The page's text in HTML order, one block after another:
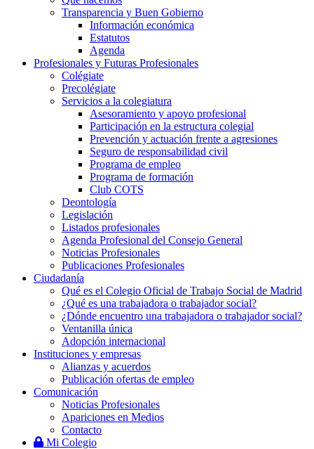
Transparencia y Buen Gobierno
Información económica
Estatutos
Agenda
Profesionales y Futuras Profesionales
Colégiate
Precolégiate
Servicios a la colegiatura
Asesoramiento y apoyo profesional
Participación en la estructura colegial
Prevención y actuación frente a agresiones
Seguro de responsabilidad civil
Programa de empleo
Programa de formación
Club COTS
Deontología
Legislación
Listados profesionales
Agenda Profesional del Consejo General
Noticias Profesionales
Publicaciones Profesionales
Ciudadanía
Qué es el Colegio Oficial de Trabajo Social de Madrid
¿Qué es una trabajadora o trabajador social?
¿Dónde encuentro una trabajadora o trabajador social?
Ventanilla única
Adopción internacional
Instituciones y empresas
Alianzas y acuerdos
Publicación ofertas de empleo
Comunicación
Noticias Profesionales
Apariciones en Medios
Contacto
Mi Colegio